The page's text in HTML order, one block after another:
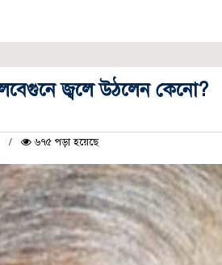
জ্বলে উঠলেন কেনো?
৬৭৫ পড়া হয়েছে